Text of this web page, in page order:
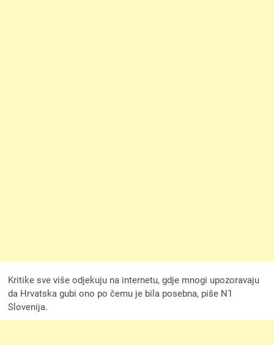
Kritike sve više odjekuju na internetu, gdje mnogi upozoravaju
da Hrvatska gubi ono po čemu je bila posebna, piše N1
Slovenija.